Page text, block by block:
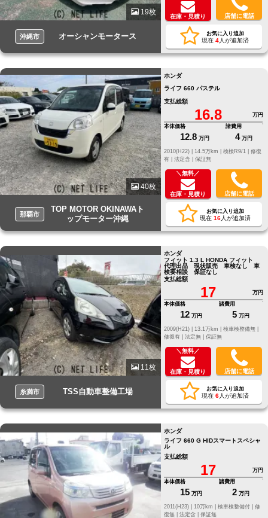
19枚
沖縄市 オーシャンモータース
在庫・見積り 店舗に電話
お気に入り追加
現在 4人が追加済
40枚
那覇市
TOP MOTOR OKINAWAト
ップモーター沖縄
ホンダ
ライフ 660 パステル
支払総額
16.8
万円
本体価格
12.8 万円
諸費用
4 万円
修復
有 | 法定含 | 保証無
＼無料／
在庫・見積り 店舗に電話
お気に入り追加
現在 16人が追加済
11枚
糸満市 TSS自動車整備工場
ホンダ
フィット 1.3 L HONDA フィット
代理出品 現状販売 車検なし 車
検要相談 保証なし
支払総額
17
万円
本体価格
12 万円
諸費用
5 万円
修復有 | 法定無 | 保証無
＼無料／
在庫・見積り 店舗に電話
お気に入り追加
現在 6人が追加済
ホンダ
ライフ 660 G HIDスマートスペシャ
ル
支払総額
17
万円
本体価格
15 万円
諸費用
2 万円
修
復無 | 法定含 | 保証無